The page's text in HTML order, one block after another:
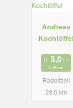
Andreas
Kochlöffel
1 Bew.
Radolfzell
28.6 km